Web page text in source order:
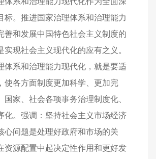
标。推进国家治理体系和治理能力
善和发展中国特色社会主义制度的
实现社会主义现代化的应有之义。
体系和治理能力现代化，就是要适
使各方面制度更加科学、更加完
国家、社会各项事务治理制度化、
化。强调：坚持社会主义市场经济
心问题是处理好政府和市场的关
资源配置中起决定性作用和更好发